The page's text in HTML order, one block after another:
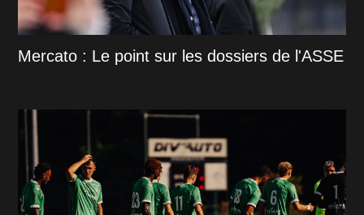
Mercato : Le point sur les dossiers de l'ASSE